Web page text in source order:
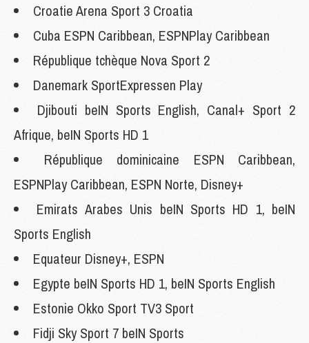
Croatie Arena Sport 3 Croatia
Cuba ESPN Caribbean, ESPNPlay Caribbean
République tchèque Nova Sport 2
Danemark SportExpressen Play
Djibouti beIN Sports English, Canal+ Sport 2
Afrique, beIN Sports HD 1
République dominicaine ESPN Caribbean,
ESPNPlay Caribbean, ESPN Norte, Disney+
Emirats Arabes Unis beIN Sports HD 1, beIN
Sports English
Equateur Disney+, ESPN
Egypte beIN Sports HD 1, beIN Sports English
Estonie Okko Sport TV3 Sport
Fidji Sky Sport 7 beIN Sports